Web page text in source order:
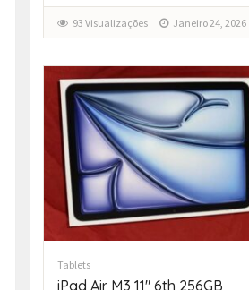
93 Visualizações Janeiro 24, 2026
Tablets
iPad Air M3 11″ 6th 256GB